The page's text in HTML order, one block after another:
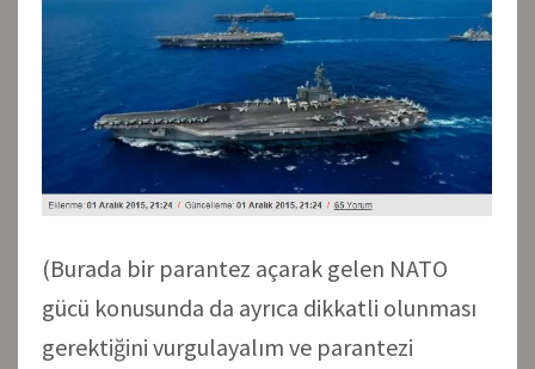
(Burada bir parantez açarak gelen NATO
gücü konusunda da ayrıca dikkatli olunması
gerektiğini vurgulayalım ve parantezi